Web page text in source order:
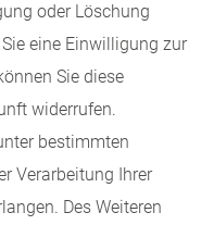
oder Löschung
eine Einwilligung zur
Sie diese
widerrufen.
bestimmten
Verarbeitung Ihrer
Des Weiteren